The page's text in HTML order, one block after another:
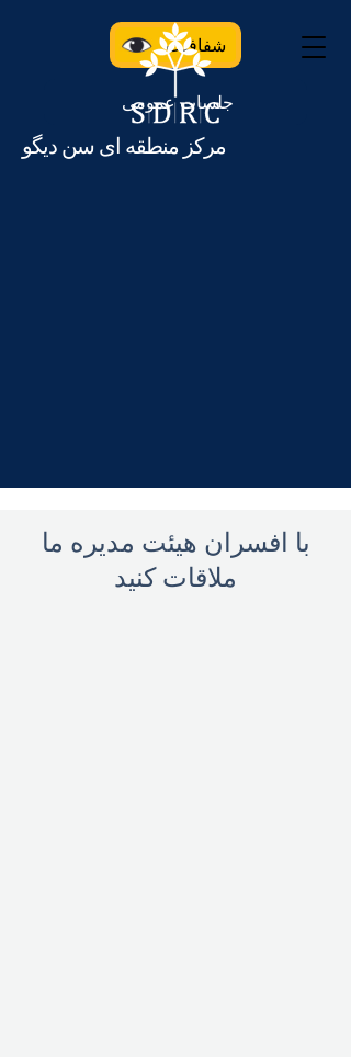
شفافیت
جلسات عمومی
مرکز منطقه ای سن دیگو
با افسران هیئت مدیره ما
ملاقات کنید